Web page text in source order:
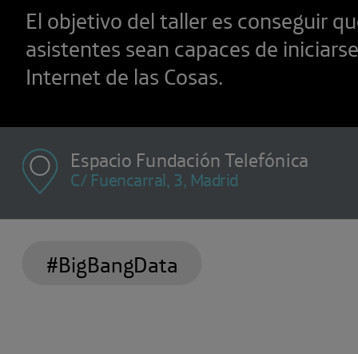
El objetivo del taller es conseguir
asistentes sean capaces de
Internet de las Cosas.
Espacio Fundación Telefónica
C/ Fuencarral, 3, Madrid
#BigBangData